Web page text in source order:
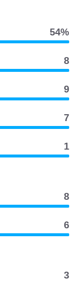
54‎%‎
8
9
7
1
8
6
3